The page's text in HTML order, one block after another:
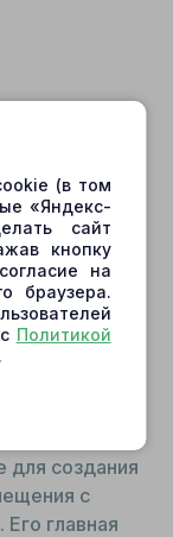
- это
для создания
с
главная
(в том
«Яндекс-
сайт
кнопку
на
браузера.
Политикой
.